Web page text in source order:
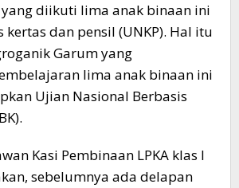
diikuti lima anak binaan ini
kertas dan pensil (UNKP). Hal itu
Garum yang
lima anak binaan ini
Ujian Nasional Berbasis
Kasi Pembinaan LPKA klas I
sebelumnya ada delapan